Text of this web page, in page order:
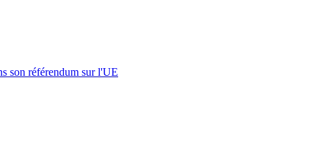
son référendum sur l'UE